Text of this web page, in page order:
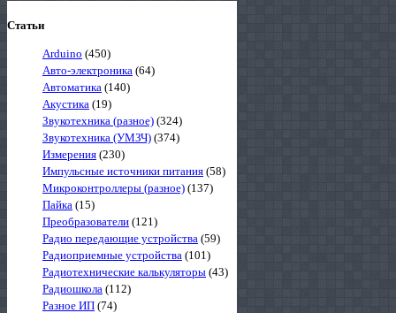
Статьи
Arduino (450)
Авто-электроника (64)
Автоматика (140)
Акустика (19)
Звукотехника (разное) (324)
Звукотехника (УМЗЧ) (374)
Измерения (230)
Импульсные источники питания (58)
Микроконтроллеры (разное) (137)
Пайка (15)
Преобразователи (121)
Радио передающие устройства (59)
Радиоприемные устройства (101)
Радиотехнические калькуляторы (43)
Радиошкола (112)
Разное ИП (74)